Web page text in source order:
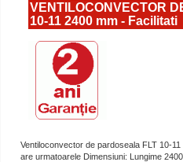
VENTILOCONVECTOR
10-11 2400 mm - Facilitati
Ventiloconvector de pardoseala FLT 10-
are urmatoarele Dimensiuni: Lungime